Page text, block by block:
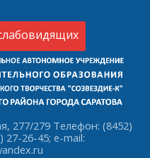
277/279 Телефон: (8452)
27-26-45; e-mail: